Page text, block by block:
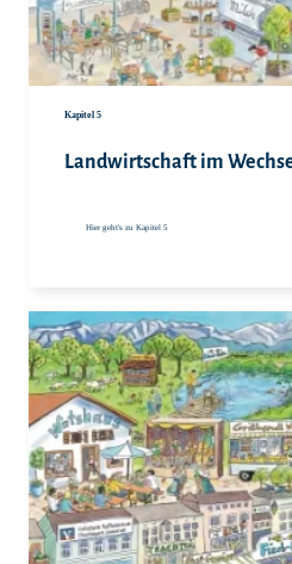
Kapitel 5
Landwirtschaft im
Hier geht's zu Kapitel 5